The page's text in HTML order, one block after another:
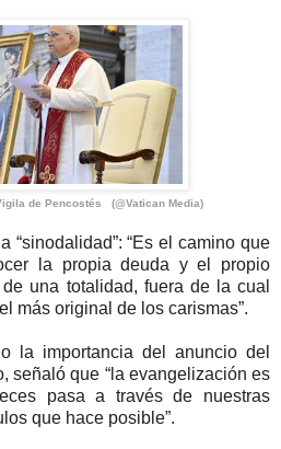
de Pencostés (@Vatican Media)
“sinodalidad”: “Es el camino que
la propia deuda y el propio
una totalidad, fuera de la cual
más original de los carismas”.
la importancia del anuncio del
señaló que “la evangelización es
pasa a través de nuestras
que hace posible”.